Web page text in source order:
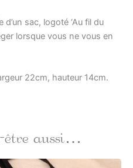
sac, logoté ‘Au fil du
lorsque vous ne vous en
22cm, hauteur 14cm.
être aussi…